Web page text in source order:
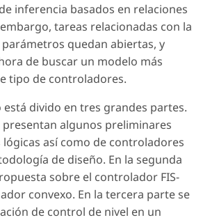
inferencia basados en relaciones
tareas relacionadas con la
quedan abiertas, y
de buscar un modelo más
tipo de controladores.
está divido en tres grandes partes.
presentan algunos preliminares
así como de controladores
de diseño. En la segunda
sobre el controlador FIS-
convexo. En la tercera parte se
de control de nivel en un